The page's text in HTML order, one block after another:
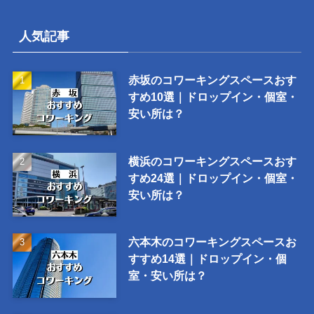
人気記事
赤坂のコワーキングスペースおす
すめ10選｜ドロップイン・個室・
安い所は？
横浜のコワーキングスペースおす
すめ24選｜ドロップイン・個室・
安い所は？
六本木のコワーキングスペースお
すすめ14選｜ドロップイン・個
室・安い所は？